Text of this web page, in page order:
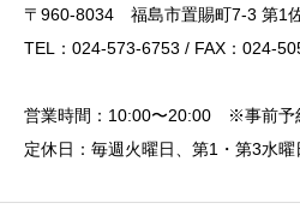
〒960-8034 福島市置賜町7-3 第1
TEL：024-573-6753 / FAX：024-
営業時間：10:00〜20:00 ※事前予
定休日：毎週火曜日、第1・第3水曜